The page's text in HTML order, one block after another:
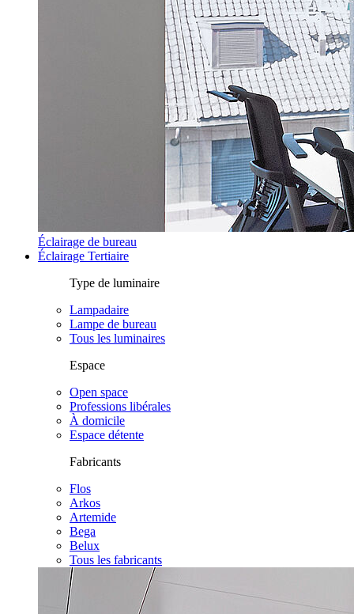
Éclairage de bureau
Éclairage Tertiaire
Type de luminaire
Lampadaire
Lampe de bureau
Tous les luminaires
Espace
Open space
Professions libérales
À domicile
Espace détente
Fabricants
Flos
Arkos
Artemide
Bega
Belux
Tous les fabricants